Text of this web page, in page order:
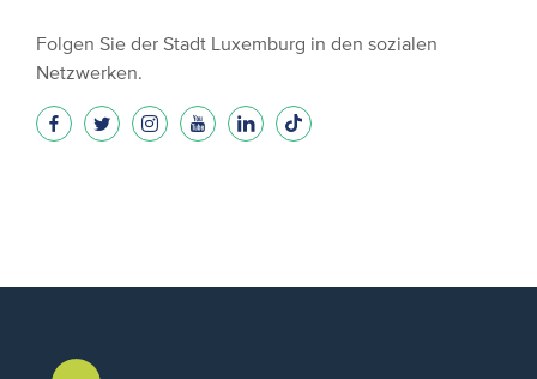
Folgen Sie der Stadt Luxemburg in den sozialen
Netzwerken.